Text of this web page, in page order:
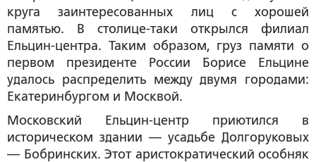
круга заинтересованных лиц с хорошей
памятью. В столице-таки открылся филиал
Ельцин-центра. Таким образом, груз памяти о
первом президенте России Борисе Ельцине
удалось распределить между двумя городами:
Екатеринбургом и Москвой.
Московский Ельцин-центр приютился в
историческом здании — усадьбе Долгоруковых
— Бобринских. Этот аристократический особняк